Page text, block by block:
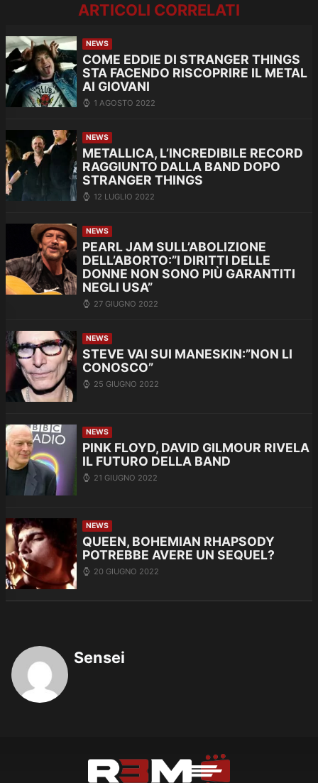
ARTICOLI CORRELATI
NEWS
COME EDDIE DI STRANGER THINGS
STA FACENDO RISCOPRIRE IL METAL
AI GIOVANI
1 AGOSTO 2022
NEWS
METALLICA, L’INCREDIBILE RECORD
RAGGIUNTO DALLA BAND DOPO
STRANGER THINGS
12 LUGLIO 2022
NEWS
PEARL JAM SULL’ABOLIZIONE
DELL’ABORTO:”I DIRITTI DELLE
DONNE NON SONO PIÙ GARANTITI
NEGLI USA”
27 GIUGNO 2022
NEWS
STEVE VAI SUI MANESKIN:”NON LI
CONOSCO”
25 GIUGNO 2022
NEWS
PINK FLOYD, DAVID GILMOUR RIVELA
IL FUTURO DELLA BAND
21 GIUGNO 2022
NEWS
QUEEN, BOHEMIAN RHAPSODY
POTREBBE AVERE UN SEQUEL?
20 GIUGNO 2022
Sensei